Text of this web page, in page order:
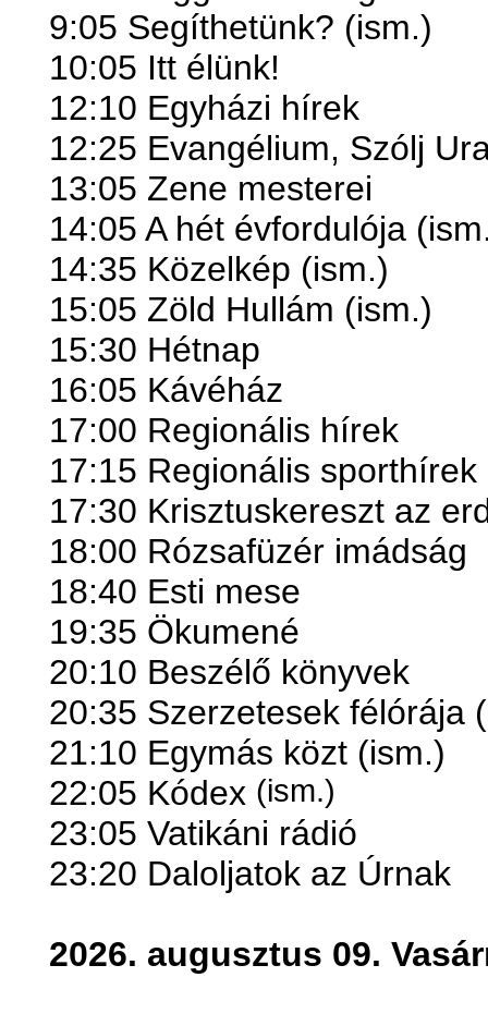
9:05 Segíthetünk? (ism.)
10:05 Itt élünk!
12:10 Egyházi hírek
12:25 Evangélium, Szólj
13:05 Zene mesterei
14:05 A hét évfordulója
14:35 Közelkép (ism.)
15:05 Zöld Hullám (ism.)
15:30 Hétnap
16:05 Kávéház
17:00 Regionális hírek
17:15 Regionális sporthírek
17:30 Krisztuskereszt az
18:00 Rózsafüzér imádság
18:40 Esti mese
19:35 Ökumené
20:10 Beszélő könyvek
20:35 Szerzetesek félórája
21:10 Egymás közt (ism.)
22:05 Kódex (ism.)
23:05 Vatikáni rádió
23:20 Daloljatok az Úrnak
2026. augusztus 09.